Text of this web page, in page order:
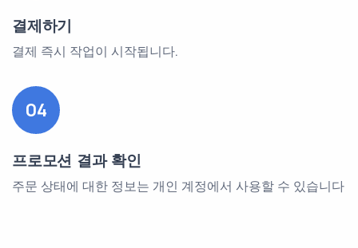
결제하기
결제 즉시 작업이 시작됩니다.
04
프로모션 결과 확인
주문 상태에 대한 정보는 개인 계정에서 사용할 수 있습니다